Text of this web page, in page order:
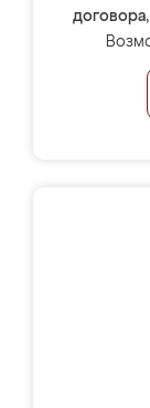
договора